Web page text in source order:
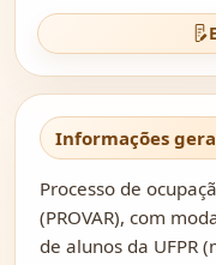
Informações
Processo de
(PROVAR), com
de alunos da UFPR